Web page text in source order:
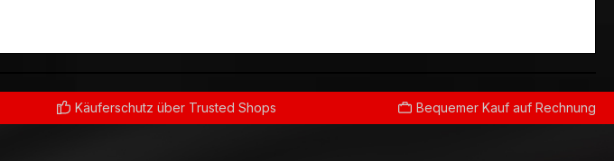
Käuferschutz über Trusted Shops Bequemer Kauf auf Rechnung